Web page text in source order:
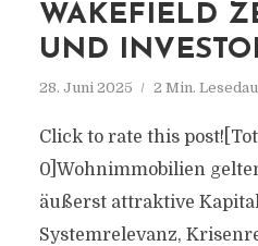
WAKEFIELD
UND
28. Juni 2025 2 Min.
Click to rate this
0]Wohnimmobilien
äußerst attraktive
Systemrelevanz,